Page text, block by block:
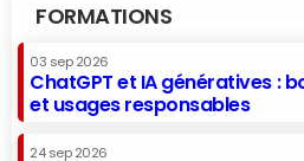
FORMATIONS
03 sep 2026
ChatGPT et IA génératives :
et usages responsables
24 sep 2026